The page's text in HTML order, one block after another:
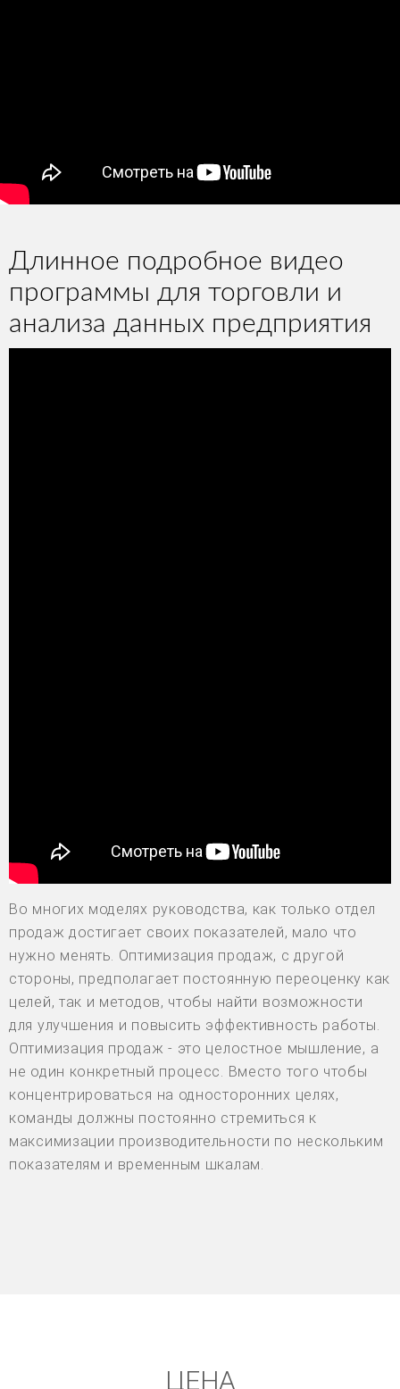
Длинное подробное видео
программы для торговли и
анализа данных предприятия
Во многих моделях руководства, как только отдел
продаж достигает своих показателей, мало что
нужно менять. Оптимизация продаж, с другой
стороны, предполагает постоянную переоценку как
целей, так и методов, чтобы найти возможности
для улучшения и повысить эффективность работы.
Оптимизация продаж - это целостное мышление, а
не один конкретный процесс. Вместо того чтобы
концентрироваться на односторонних целях,
команды должны постоянно стремиться к
максимизации производительности по нескольким
показателям и временным шкалам.
ЦЕНА